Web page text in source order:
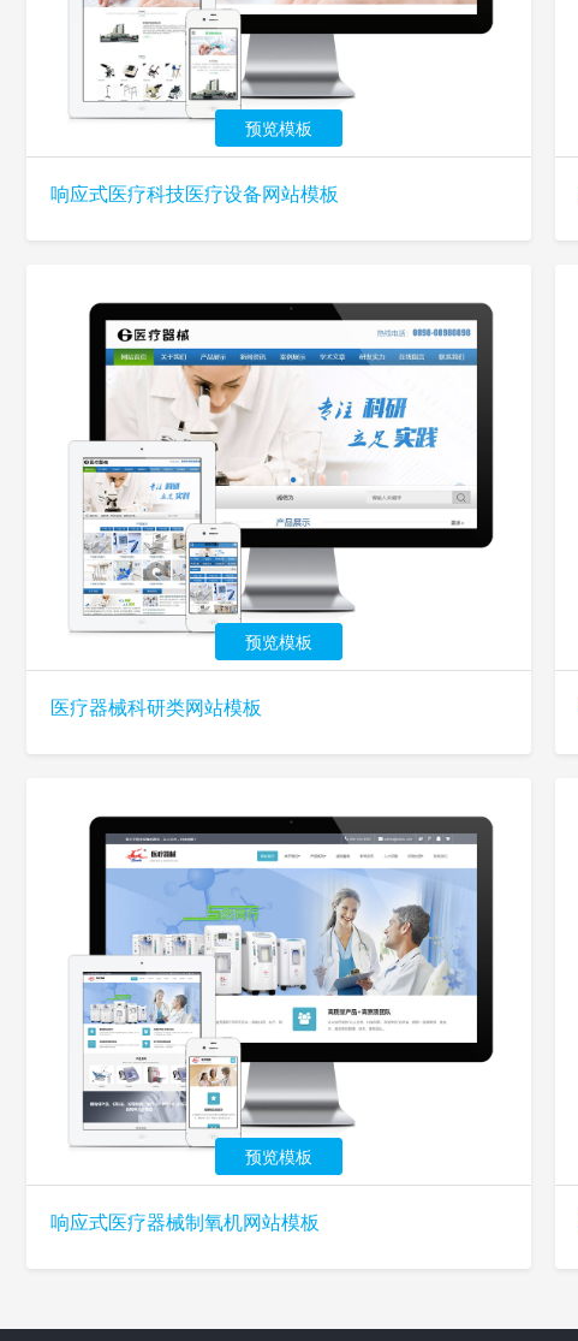
预览模板
响应式医疗科技医疗设备网站模板
预览模板
医疗器械科研类网站模板
预览模板
响应式医疗器械制氧机网站模板